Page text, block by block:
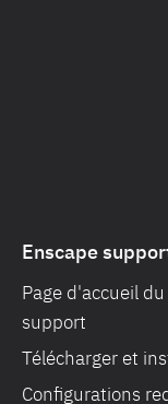
Enscape
Page d'accueil du
support
Télécharger et
Configurations